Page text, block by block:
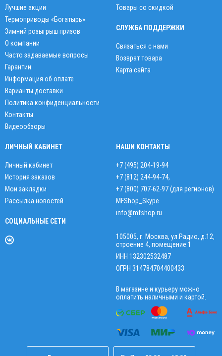
Лучшие акции
Термоприводы «Богатырь»
Зимний розыгрыш призов
О компании
Часто задаваемые вопросы
Гарантии
Информация об оплате
Варианты доставки
Политика конфиденциальности
Контакты
Видеообзоры
Товары со скидкой
СЛУЖБА ПОДДЕРЖКИ
Связаться с нами
Возврат товара
Карта сайта
ЛИЧНЫЙ КАБИНЕТ
Личный кабинет
История заказов
Мои закладки
Рассылка новостей
СОЦИАЛЬНЫЕ СЕТИ
НАШИ КОНТАКТЫ
+7 (495) 204-19-94
+7 (812) 244-94-74,
+7 (800) 707-62-97 (для регионов)
MFShop_Skype
info@mfshop.ru
105005, г. Москва, ул.Радио, д.12,
строение 4, помещение 1
ИНН 132302532487
ОГРН 314784704400433
В магазине и курьеру можно
оплатить наличными и картой.